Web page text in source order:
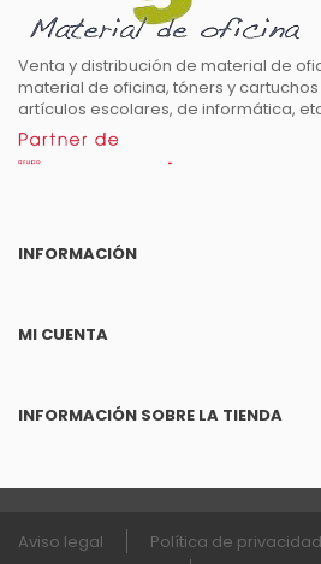
Venta y distribución de material de
material de oficina, tóners y
artículos escolares, de informática,
INFORMACIÓN
MI CUENTA
INFORMACIÓN SOBRE LA TIENDA
Aviso legal
Política de privacidad